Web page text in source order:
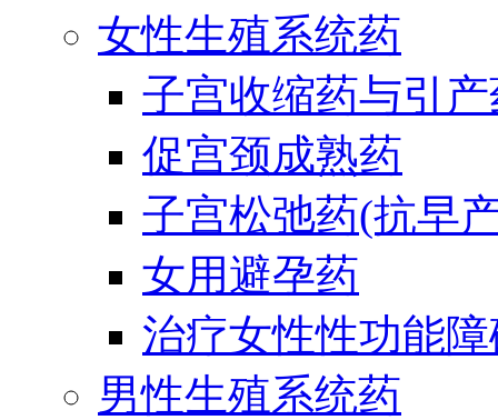
女性生殖系统药
子宫收缩药与引
促宫颈成熟药
子宫松弛药(抗早
女用避孕药
治疗女性性功能
男性生殖系统药